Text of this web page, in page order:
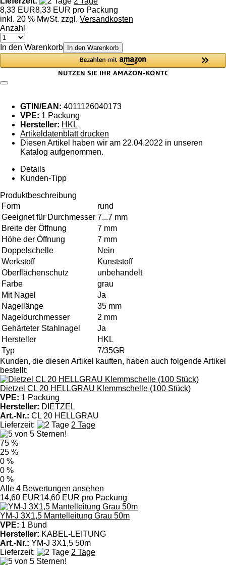
8,33 EUR8,33 EUR pro Packung
inkl. 20 % MwSt. zzgl. Versandkosten
Anzahl
In den Warenkorb In den Warenkorb
GTIN/EAN: 4011126040173
VPE: 1 Packung
Hersteller: HKL
Artikeldatenblatt drucken
Diesen Artikel haben wir am 22.04.2022 in unseren
Katalog aufgenommen.
Details
Kunden-Tipp
Produktbeschreibung
Form
rund
Geeignet für Durchmesser 7...7 mm
Breite der Öffnung
7 mm
Höhe der Öffnung
7 mm
Doppelschelle
Nein
Werkstoff
Kunststoff
Oberflächenschutz
unbehandelt
Farbe
grau
Mit Nagel
Ja
Nagellänge
35 mm
Nageldurchmesser
2 mm
Gehärteter Stahlnagel
Ja
Hersteller
HKL
Typ
7/35GR
Kunden, die diesen Artikel kauften, haben auch folgende Artikel
bestellt:
Dietzel CL 20 HELLGRAU Klemmschelle (100 Stück)
VPE: 1 Packung
Hersteller: DIETZEL
Art.-Nr.: CL 20 HELLGRAU
Lieferzeit:
2 Tage
75 %
25 %
0 %
0 %
0 %
Alle 4 Bewertungen ansehen
14,60 EUR14,60 EUR pro Packung
YM-J 3X1,5 Mantelleitung Grau 50m
VPE: 1 Bund
Hersteller: KABEL-LEITUNG
Art.-Nr.: YM-J 3X1,5 50m
Lieferzeit:
2 Tage